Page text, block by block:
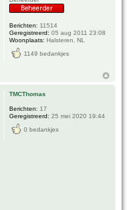
Berichten: 11514
Geregistreerd: 05 aug 2011 23:08
Woonplaats: Halsteren, NL
1149 bedankjes
TMCThomas
Berichten: 17
Geregistreerd: 25 mei 2020 19:44
0 bedankjes